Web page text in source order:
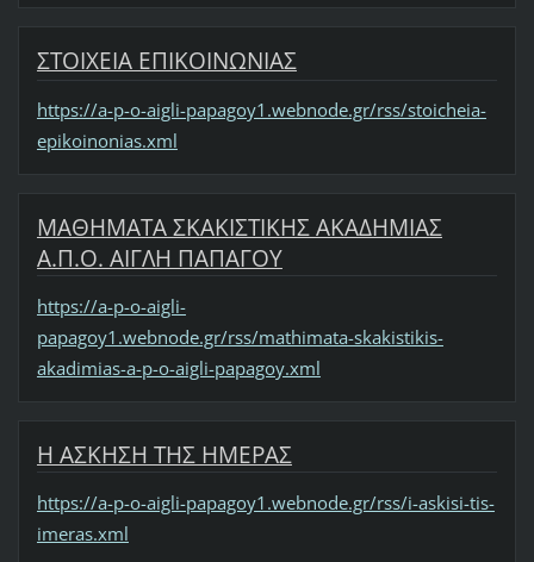
ΣΤΟΙΧΕΙΑ ΕΠΙΚΟΙΝΩΝΙΑΣ
https://a-p-o-aigli-papagoy1.webnode.gr/rss/stoicheia-
epikoinonias.xml
ΜΑΘΗΜΑΤΑ ΣΚΑΚΙΣΤΙΚΗΣ ΑΚΑΔΗΜΙΑΣ
Α.Π.Ο. ΑΙΓΛΗ ΠΑΠΑΓΟΥ
https://a-p-o-aigli-
papagoy1.webnode.gr/rss/mathimata-skakistikis-
akadimias-a-p-o-aigli-papagoy.xml
Η ΑΣΚΗΣΗ ΤΗΣ ΗΜΕΡΑΣ
https://a-p-o-aigli-papagoy1.webnode.gr/rss/i-askisi-tis-
imeras.xml